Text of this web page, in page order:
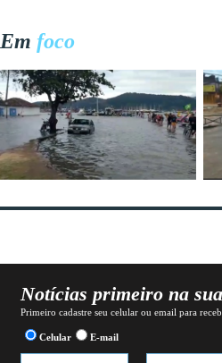
Em foco
Notícias primeiro na
Primeiro cadastre seu celular ou email para
Celular E-mail